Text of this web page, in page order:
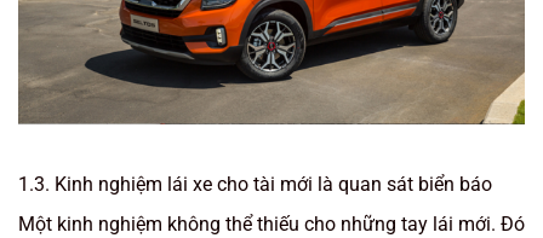
1.3. Kinh nghiệm lái xe cho tài mới là quan sát biển báo
Một kinh nghiệm không thể thiếu cho những tay lái mới. Đó